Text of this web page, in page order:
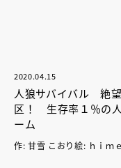
2020.04.15
人狼サバイバル 絶
区！ 生存率１％の
ーム
作: 甘雪 こおり絵: ｈｉｍ